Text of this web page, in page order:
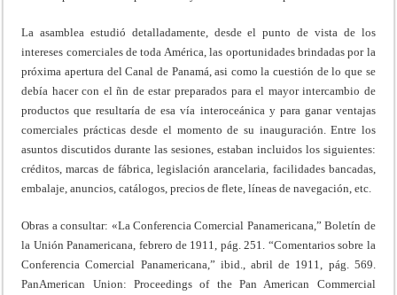
La asamblea estudió detalladamente, desde el punto de vista de los
intereses comerciales de toda América, las oportunidades brindadas por la
próxima apertura del Canal de Panamá, asi como la cuestión de lo que se
debía hacer con el ñn de estar preparados para el mayor intercambio de
productos que resultaría de esa vía interoceánica y para ganar ventajas
comerciales prácticas desde el momento de su inauguración. Entre los
asuntos discutidos durante las sesiones, estaban incluidos los siguientes:
créditos, marcas de fábrica, legislación arancelaria, facilidades bancadas,
embalaje, anuncios, catálogos, precios de flete, líneas de navegación, etc.
Obras a consultar: «La Conferencia Comercial Panamericana,” Boletín de
la Unión Panamericana, febrero de 1911, pág. 251. “Comentarios sobre la
Conferencia Comercial Panamericana,” ibid., abril de 1911, pág. 569.
PanAmerican Union: Proceedings of the Pan American Commercial